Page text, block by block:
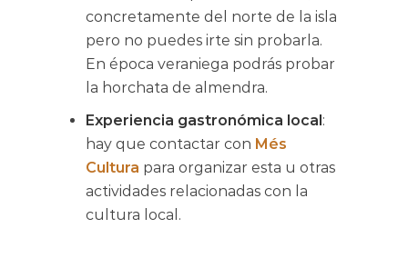
concretamente del norte de la isla
pero no puedes irte sin probarla.
En época veraniega podrás probar
la horchata de almendra.
Experiencia gastronómica local :
hay que contactar con Més
Cultura para organizar esta u otras
actividades relacionadas con la
cultura local.